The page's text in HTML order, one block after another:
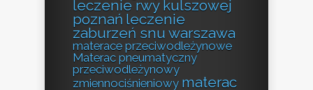
leczenie rwy kulszowej
poznań leczenie
zaburzeń snu warszawa
materace przeciwodleżynowe
Materac pneumatyczny
przeciwodleżynowy
zmiennociśnieniowy materac